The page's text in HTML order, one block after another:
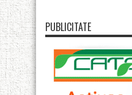
PUBLICITATE